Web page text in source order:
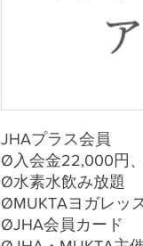
JHAプラス会員
Ø入会金22,000円
Ø水素水飲み放題
ØMUKTAヨガレッ
ØJHA会員カード